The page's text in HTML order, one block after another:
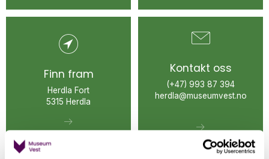
Finn fram
Herdla Fort
5315 Herdla
Kontakt oss
(+47) 993 87 394
herdla@museumvest.no